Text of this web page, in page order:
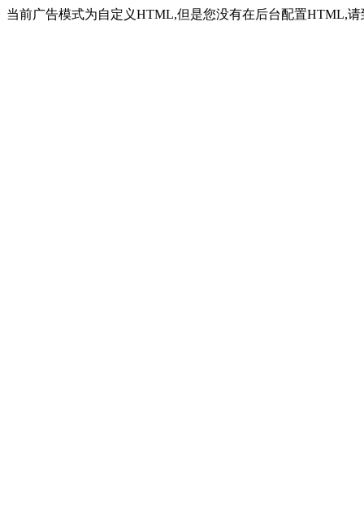
当前广告模式为自定义HTML,但是您没有在后台配置HTML,